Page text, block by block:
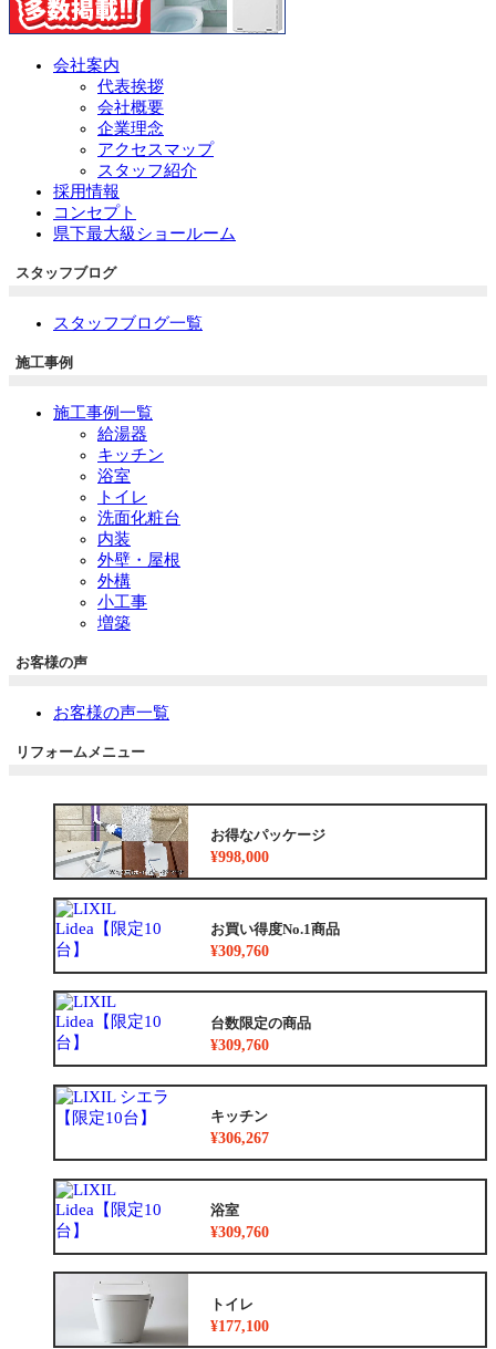
会社案内
代表挨拶
会社概要
企業理念
アクセスマップ
スタッフ紹介
採用情報
コンセプト
県下最大級ショールーム
スタッフブログ
スタッフブログ一覧
施工事例
施工事例一覧
給湯器
キッチン
浴室
トイレ
洗面化粧台
内装
外壁・屋根
外構
小工事
増築
お客様の声
お客様の声一覧
リフォームメニュー
お得なパッケージ
¥998,000
お買い得度No.1商品
¥309,760
台数限定の商品
¥309,760
キッチン
¥306,267
浴室
¥309,760
トイレ
¥177,100